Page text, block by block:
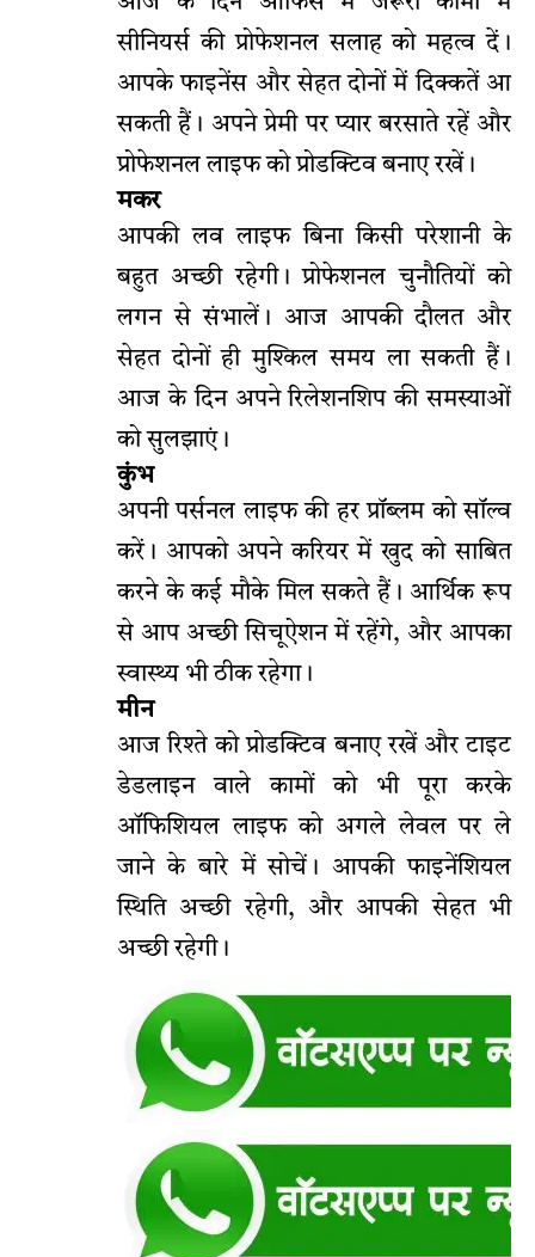
सीनियर्स की प्रोफेशनल सलाह को महत्व दें।
आपके फाइनेंस और सेहत दोनों में दिक्कतें आ
सकती हैं। अपने प्रेमी पर प्यार बरसाते रहें और
प्रोफेशनल लाइफ को प्रोडक्टिव बनाए रखें।
मकर
आपकी लव लाइफ बिना किसी परेशानी के
बहुत अच्छी रहेगी। प्रोफेशनल चुनौतियों को
लगन से संभालें। आज आपकी दौलत और
सेहत दोनों ही मुश्किल समय ला सकती हैं।
आज के दिन अपने रिलेशनशिप की समस्याओं
को सुलझाएं।
कुंभ
अपनी पर्सनल लाइफ की हर प्रॉब्लम को सॉल्व
करें। आपको अपने करियर में खुद को साबित
करने के कई मौके मिल सकते हैं। आर्थिक रूप
से आप अच्छी सिचूऐशन में रहेंगे, और आपका
स्वास्थ्य भी ठीक रहेगा।
मीन
आज रिश्ते को प्रोडक्टिव बनाए रखें और टाइट
डेडलाइन वाले कामों को भी पूरा करके
ऑफिशियल लाइफ को अगले लेवल पर ले
जाने के बारे में सोचें। आपकी फाइनेंशियल
स्थिति अच्छी रहेगी, और आपकी सेहत भी
अच्छी रहेगी।